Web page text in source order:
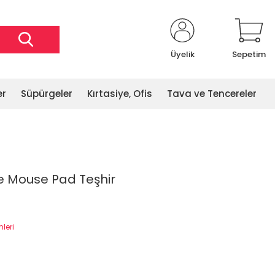
Üyelik Sepetim
Süpürgeler Kırtasiye, Ofis Tava ve Tencereler
Mouse Pad Teşhir